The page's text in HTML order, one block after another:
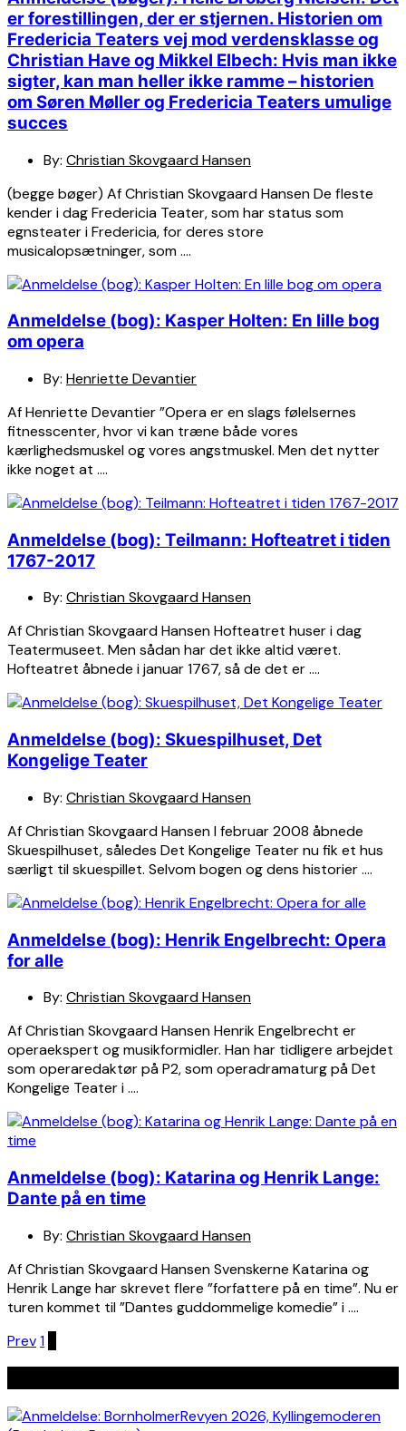
er forestillingen, der er stjernen. Historien om
Fredericia Teaters vej mod verdensklasse og
Christian Have og Mikkel Elbech: Hvis man ikke
sigter, kan man heller ikke ramme – historien
om Søren Møller og Fredericia Teaters umulige
succes
By: Christian Skovgaard Hansen
(begge bøger) Af Christian Skovgaard Hansen De fleste
kender i dag Fredericia Teater, som har status som
egnsteater i Fredericia, for deres store
musicalopsætninger, som ….
Anmeldelse (bog): Kasper Holten: En lille bog
om opera
By: Henriette Devantier
Af Henriette Devantier ”Opera er en slags følelsernes
fitnesscenter, hvor vi kan træne både vores
kærlighedsmuskel og vores angstmuskel. Men det nytter
ikke noget at ….
Anmeldelse (bog): Teilmann: Hofteatret i tiden
1767-2017
By: Christian Skovgaard Hansen
Af Christian Skovgaard Hansen Hofteatret huser i dag
Teatermuseet. Men sådan har det ikke altid været.
Hofteatret åbnede i januar 1767, så de det er ….
Anmeldelse (bog): Skuespilhuset, Det
Kongelige Teater
By: Christian Skovgaard Hansen
Af Christian Skovgaard Hansen I februar 2008 åbnede
Skuespilhuset, således Det Kongelige Teater nu fik et hus
særligt til skuespillet. Selvom bogen og dens historier ….
Anmeldelse (bog): Henrik Engelbrecht: Opera
for alle
By: Christian Skovgaard Hansen
Af Christian Skovgaard Hansen Henrik Engelbrecht er
operaekspert og musikformidler. Han har tidligere arbejdet
som operaredaktør på P2, som operadramaturg på Det
Kongelige Teater i ….
Anmeldelse (bog): Katarina og Henrik Lange:
Dante på en time
By: Christian Skovgaard Hansen
Af Christian Skovgaard Hansen Svenskerne Katarina og
Henrik Lange har skrevet flere ”forfattere på en time”. Nu er
turen kommet til ”Dantes guddommelige komedie” i ….
Indlægsinddeling
Prev1